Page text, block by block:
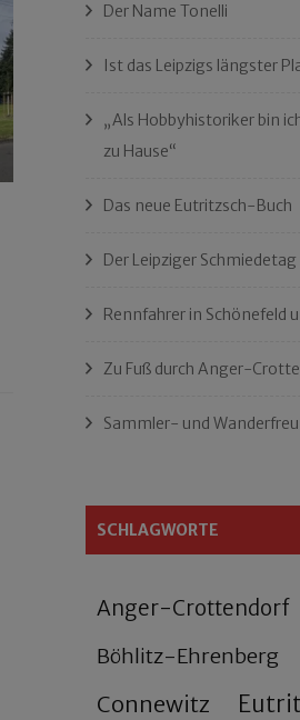
Der Name Tonelli
Ist das Leipzigs längster
„Als Hobbyhistoriker bin
zu Hause“
Das neue Eutritzsch-Buch
Der Leipziger
Rennfahrer in Schönefeld
Zu Fuß durch Anger-
Sammler- und
SCHLAGWORTE
Anger-Crottendorf
Böhlitz-Ehrenberg
Connewitz